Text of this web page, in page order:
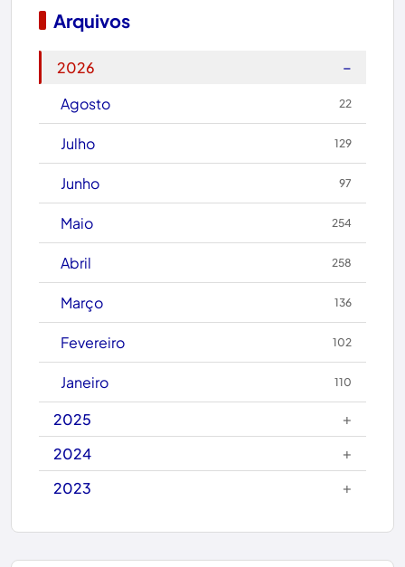
Boquira
Brumado
Caculé
Caetanos
Caetité
Candiba
Cândido Sales
Caraíbas
Carinhanha
Caturama
Chapada Diamantina
Condeúba
Arquivos
2026
−
Agosto
22
Julho 129
Junho 97
Maio 254
Abril 258
Março 136
Fevereiro 102
Janeiro 110
2025
+
2024
+
2023
+